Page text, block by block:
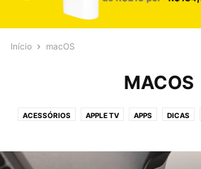
Início macOS
MACOS
ACESSÓRIOS APPLE TV APPS DICAS
VÍDEOS WALLPAPERS